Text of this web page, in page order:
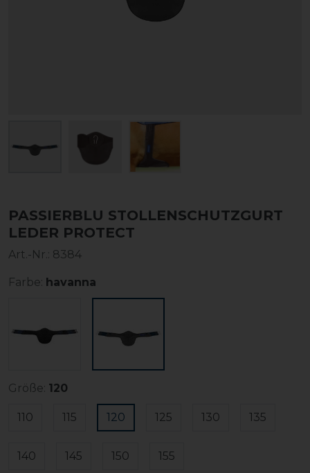
PASSIERBLU STOLLENSCHUTZGURT
LEDER PROTECT
Art.-Nr.: 8384
Farbe: havanna
Größe: 120
110 115 120 125 130 135
140 145 150 155